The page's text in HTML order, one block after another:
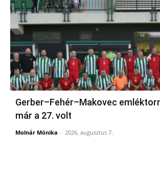
Gerber–Fehér–Makovec
már a 27. volt
Molnár Mónika - 2026, augusztus 7.